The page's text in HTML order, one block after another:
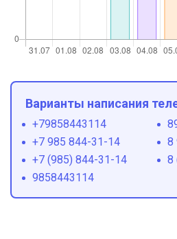
Варианты написания
+79858443114
+7 985 844-31-14
8
+7 (985) 844-31-14
8
9858443114